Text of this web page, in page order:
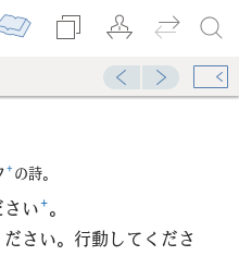
+の詩。
い+。
さい。行動してくださ